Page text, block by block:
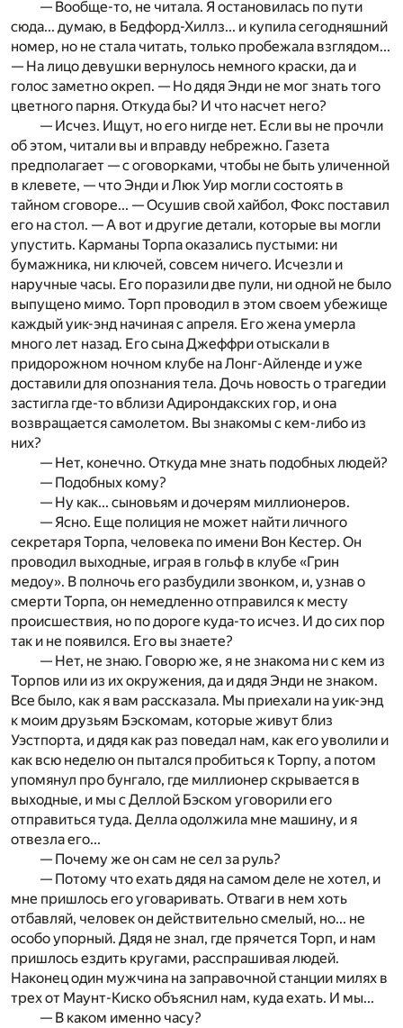
— Вообще-то, не читала. Я остановилась по пути
сюда... думаю, в Бедфорд-Хиллз... и купила сегодняшний
номер, но не стала читать, только пробежала взглядом...
— На лицо девушки вернулось немного краски, да и
голос заметно окреп. — Но дядя Энди не мог знать того
цветного парня. Откуда бы? И что насчет него?
— Исчез. Ищут, но его нигде нет. Если вы не прочли
об этом, читали вы и вправду небрежно. Газета
предполагает — с оговорками, чтобы не быть уличенной
в клевете, — что Энди и Люк Уир могли состоять в
тайном сговоре... — Осушив свой хайбол, Фокс поставил
его на стол. — А вот и другие детали, которые вы могли
упустить. Карманы Торпа оказались пустыми: ни
бумажника, ни ключей, совсем ничего. Исчезли и
наручные часы. Его поразили две пули, ни одной не было
выпущено мимо. Торп проводил в этом своем убежище
каждый уик-энд начиная с апреля. Его жена умерла
много лет назад. Его сына Джеффри отыскали в
придорожном ночном клубе на Лонг-Айленде и уже
доставили для опознания тела. Дочь новость о трагедии
застигла где-то вблизи Адирондакских гор, и она
возвращается самолетом. Вы знакомы с кем-либо из
них?
— Нет, конечно. Откуда мне знать подобных людей?
— Подобных кому?
— Ну как... сыновьям и дочерям миллионеров.
— Ясно. Еще полиция не может найти личного
секретаря Торпа, человека по имени Вон Кестер. Он
проводил выходные, играя в гольф в клубе «Грин
медоу». В полночь его разбудили звонком, и, узнав о
смерти Торпа, он немедленно отправился к месту
происшествия, но по дороге куда-то исчез. И до сих пор
так и не появился. Его вы знаете?
— Нет, не знаю. Говорю же, я не знакома ни с кем из
Торпов или из их окружения, да и дядя Энди не знаком.
Все было, как я вам рассказала. Мы приехали на уик-энд
к моим друзьям Бэскомам, которые живут близ
Уэстпорта, и дядя как раз поведал нам, как его уволили и
как всю неделю он пытался пробиться к Торпу, а потом
упомянул про бунгало, где миллионер скрывается в
выходные, и мы с Деллой Бэском уговорили его
отправиться туда. Делла одолжила мне машину, и я
отвезла его...
— Почему же он сам не сел за руль?
— Потому что ехать дядя на самом деле не хотел, и
мне пришлось его уговаривать. Отваги в нем хоть
отбавляй, человек он действительно смелый, но... не
особо упорный. Дядя не знал, где прячется Торп, и нам
пришлось ездить кругами, расспрашивая людей.
Наконец один мужчина на заправочной станции милях в
трех от Маунт-Киско объяснил нам, куда ехать. И мы...
— В каком именно часу?